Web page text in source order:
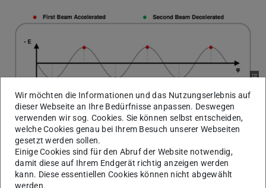
GRK 2128: AccelenceE
Im Graduiertenkolleg 2128 werden
Wir möchten die Informationen und das Nutzungserlebnis auf
dieser Webseite an Ihre Bedürfnisse anpassen. Deswegen
verwenden wir sog. Cookies. Sie können selbst entscheiden,
welche Cookies genau bei Ihrem Besuch unserer Webseiten
gesetzt werden sollen.
Einige Cookies sind für den Abruf der Website notwendig,
damit diese auf Ihrem Endgerät richtig anzeigen werden
kann. Diese essentiellen Cookies können nicht abgewählt
werden.